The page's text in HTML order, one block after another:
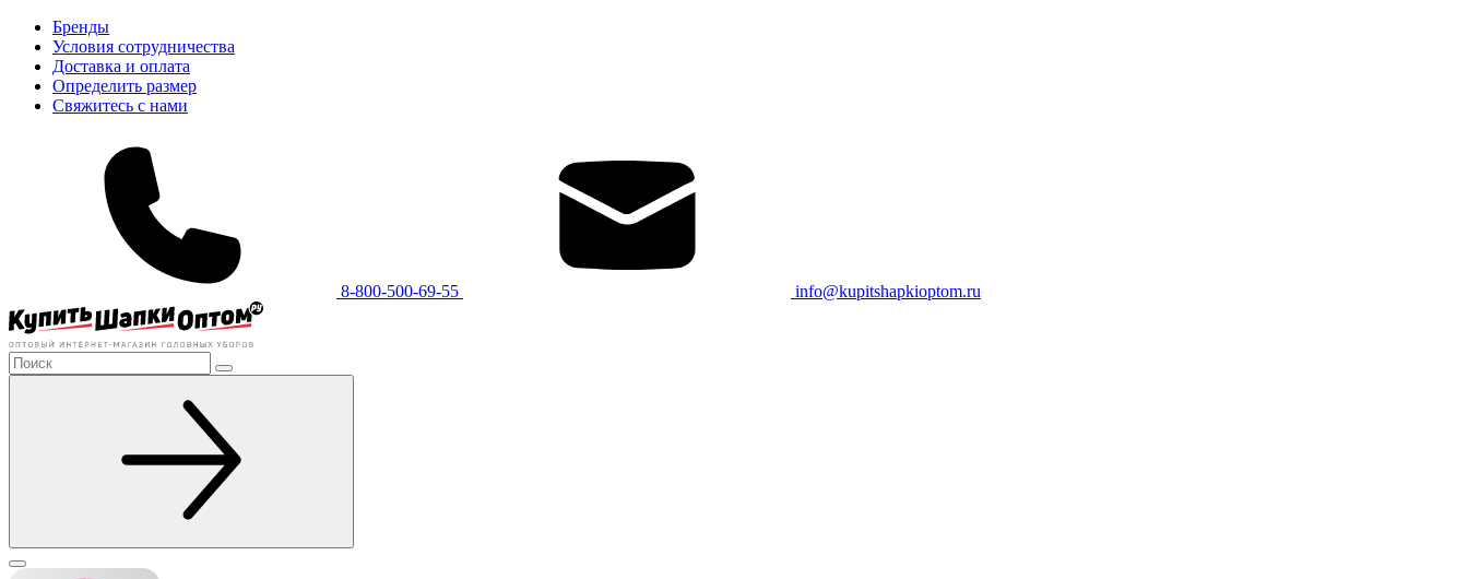
Бренды
Условия сотрудничества
Доставка и оплата
Определить размер
Свяжитесь с нами
8-800-500-69-55 info@kupitshapkioptom.ru